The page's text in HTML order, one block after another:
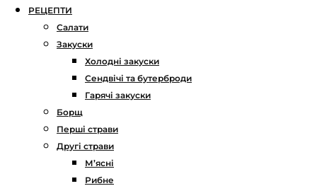
РЕЦЕПТИ
Салати
Закуски
Холодні закуски
Сендвічі та бутерброди
Гарячі закуски
Борщ
Перші страви
Другі страви
М’ясні
Рибне